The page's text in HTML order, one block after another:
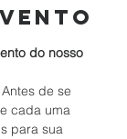
do nosso
de se
cada uma
para sua